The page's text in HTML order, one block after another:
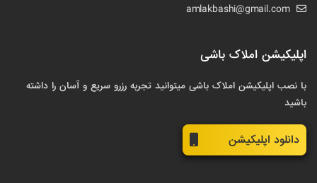
amlakbashi@gmail.com
اپلیکیشن املاک باشی
با نصب اپلیکیشن املاک باشی میتوانید تجربه رزرو سریع و آسان را داشته
باشید
دانلود اپلیکیشن